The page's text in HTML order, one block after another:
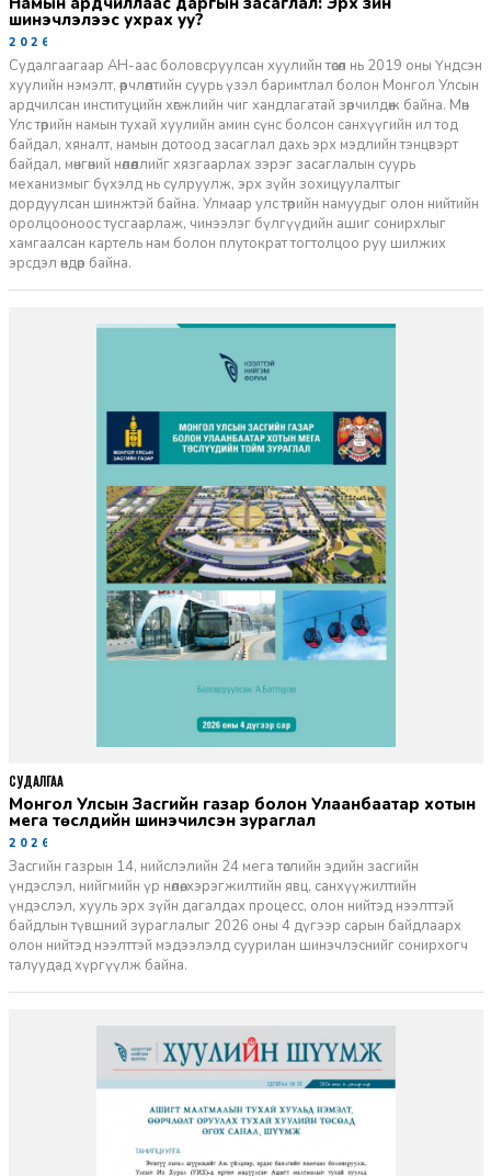
шинэчлэлээс ухрах уу?
2026-07-08
Судалгаагаар АН-аас боловсруулсан хуулийн төсөл нь 2019 оны Үндсэн
хуулийн нэмэлт, өөрчлөлтийн суурь үзэл баримтлал болон Монгол Улсын
ардчилсан институцийн хөгжлийн чиг хандлагатай зөрчилдөж байна. Мөн
Улс төрийн намын тухай хуулийн амин сүнс болсон санхүүгийн ил тод
байдал, хяналт, намын дотоод засаглал дахь эрх мэдлийн тэнцвэрт
байдал, мөнгөний нөлөөллийг хязгаарлах зэрэг засаглалын суурь
механизмыг бүхэлд нь сулруулж, эрх зүйн зохицуулалтыг
дордуулсан шинжтэй байна. Улмаар улс төрийн намуудыг олон нийтийн
оролцооноос тусгаарлаж, чинээлэг бүлгүүдийн ашиг сонирхлыг
хамгаалсан картель нам болон плутократ тогтолцоо руу шилжих
эрсдэл өндөр байна.
Монгол Улсын Засгийн газар болон Улаанбаатар хотын
мега төслүүдийн шинэчилсэн зураглал
2026-06-29
Засгийн газрын 14, нийслэлийн 24 мега төслийн эдийн засгийн
үндэслэл, нийгмийн үр нөлөө, хэрэгжилтийн явц, санхүүжилтийн
үндэслэл, хууль эрх зүйн дагалдах процесс, олон нийтэд нээлттэй
байдлын түвшний зураглалыг 2026 оны 4 дүгээр сарын байдлаарх
олон нийтэд нээлттэй мэдээлэлд суурилан шинэчлэснийг сонирхогч
талуудад хүргүүлж байна.
СУДАЛГАА